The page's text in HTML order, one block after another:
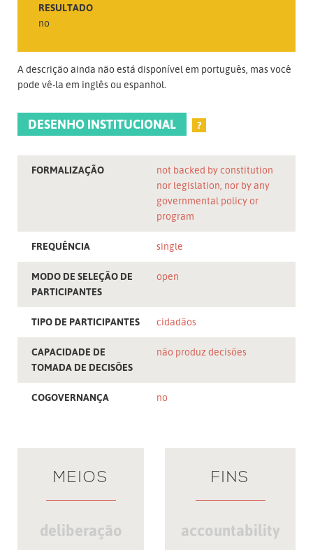
RESULTADO
no
A descrição ainda não está disponível em português, mas você
pode vê-la em inglês ou espanhol.
DESENHO INSTITUCIONAL ?
FORMALIZAÇÃO
not backed by constitution
nor legislation, nor by any
governmental policy or
program
FREQUÊNCIA single
MODO DE SELEÇÃO DE
PARTICIPANTES
open
TIPO DE PARTICIPANTES cidadãos
CAPACIDADE DE
TOMADA DE DECISÕES
não produz decisões
COGOVERNANÇA no
MEIOS
deliberação
FINS
accountability